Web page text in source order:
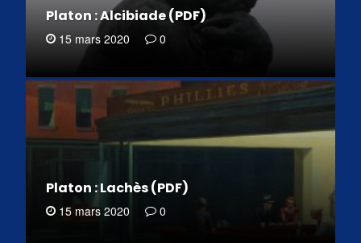
Platon : Alcibiade (PDF)
15 mars 2020 0
Platon : Lachès (PDF)
15 mars 2020 0